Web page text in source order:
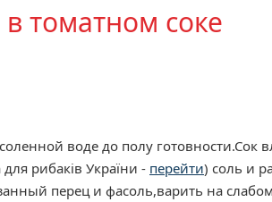
томатном соке
воде до полу готовности.Сок
рибаків України - перейти) соль и
перец и фасоль,варить на